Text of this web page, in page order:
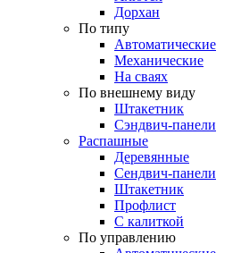
Дорхан
По типу
Автоматические
Механические
На сваях
По внешнему виду
Штакетник
Сэндвич-панели
Распашные
Деревянные
Сендвич-панели
Штакетник
Профлист
С калиткой
По управлению